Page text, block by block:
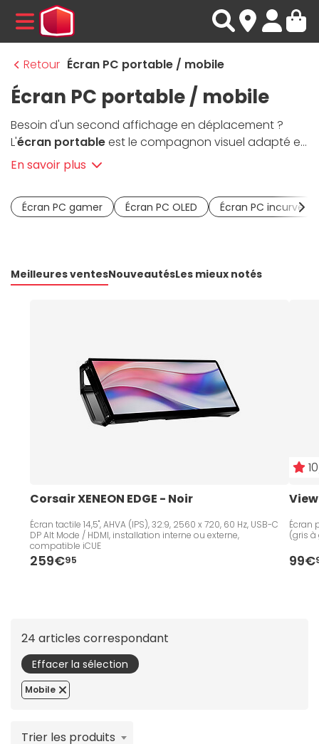
MENU
Retour Écran PC portable / mobile
Écran PC portable / mobile
Besoin d'un second affichage en déplacement ?
L'écran portableest le compagnon visuel adapté et
ultra-pratique. Léger, compact, alimenté via USB-C
ou Thunderbolt, il se glisse facilement dans un sac
aux côtés de votre laptop.Pour les développeurs,
gamers ou digital nomads, il vous offre un affichage
visionnage de vidéos ou jeu. Chez Materiel.net,
vrai allié nomade.
En savoir plus
Écran PC gamer Écran PC OLED Écran PC incurvé
Meilleures ventesNouveautésLes mieux notés
Corsair XENEON EDGE - Noir
Écran tactile 14,5", AHVA (IPS), 32:9, 2560 x 720, 60 Hz, USB-C
DP Alt Mode / HDMI, installation interne ou externe,
compatible iCUE
259€95
Écran
(gris à
99€
24 articles correspondant
Effacer la sélection
Mobile
Trier les produits